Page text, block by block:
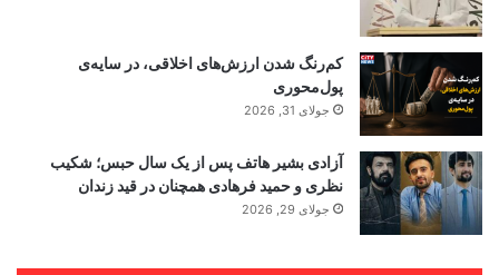
کم‌رنگ شدن ارزش‌های اخلاقی، در سایه‌ی
پول‌محوری
جولای 31, 2026
آزادی بشیر هاتف پس از یک سال حبس؛ شکیب
نظری و حمید فرهادی همچنان در قید زندان
جولای 29, 2026